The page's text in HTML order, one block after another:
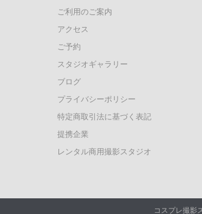
ご利用のご案内
アクセス
ご予約
スタジオギャラリー
ブログ
プライバシーポリシー
特定商取引法に基づく表記
提携企業
レンタル商用撮影スタジオ
コスプレ撮影